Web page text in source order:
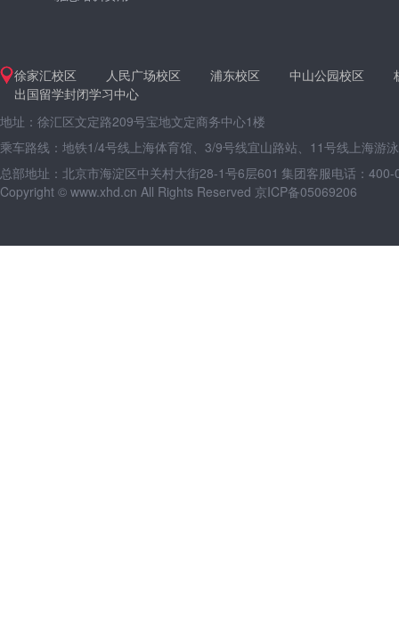
徐家汇校区 人民广场校区 浦东校区 中山公园校区
出国留学封闭学习中心
地址：徐汇区文定路209号宝地文定商务中心1楼
乘车路线：地铁1/4号线上海体育馆、3/9号线宜山路站、11号线上海游
总部地址：北京市海淀区中关村大街28-1号6层601 集团客服电话：
Copyright © www.xhd.cn All Rights Reserved 京ICP备05069206